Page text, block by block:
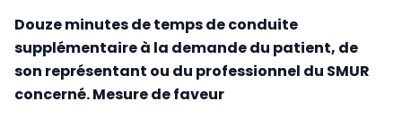
Douze minutes de temps de conduite
supplémentaire à la demande du patient, de
son représentant ou du professionnel du SMUR
concerné. Mesure de faveur